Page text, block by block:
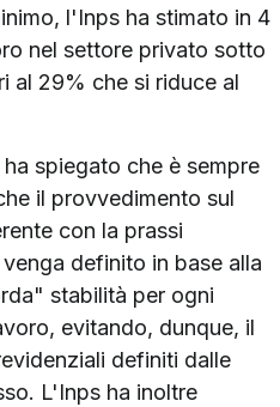
l'Inps ha stimato in 4
nel settore privato sotto
al 29% che si riduce al
spiegato che è sempre
il provvedimento sul
con la prassi
definito in base alla
stabilità per ogni
evitando, dunque, il
definiti dalle
L'Inps ha inoltre